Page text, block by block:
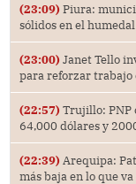
(23:09) Piura:
sólidos en el
(23:00) Janet Tello
para reforzar trabajo
(22:57) Trujillo: PNP
64,000 dólares y
(22:39) Arequipa:
más baja en lo que